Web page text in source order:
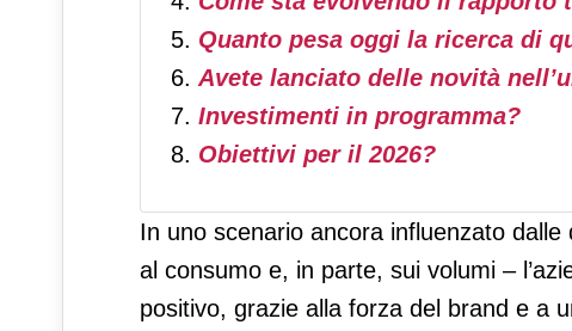
Quanto pesa oggi la ricerca di
Avete lanciato delle novità
Investimenti in programma?
Obiettivi per il 2026?
In uno scenario ancora influenzato
al consumo e, in parte, sui volumi –
positivo, grazie alla forza del brand e a